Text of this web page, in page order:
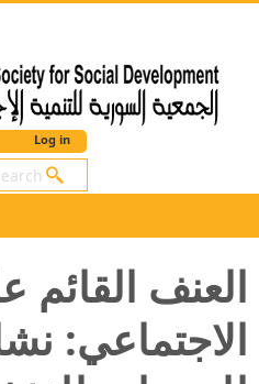
Log in
بحث
العنف القائم
الاجتماعي: